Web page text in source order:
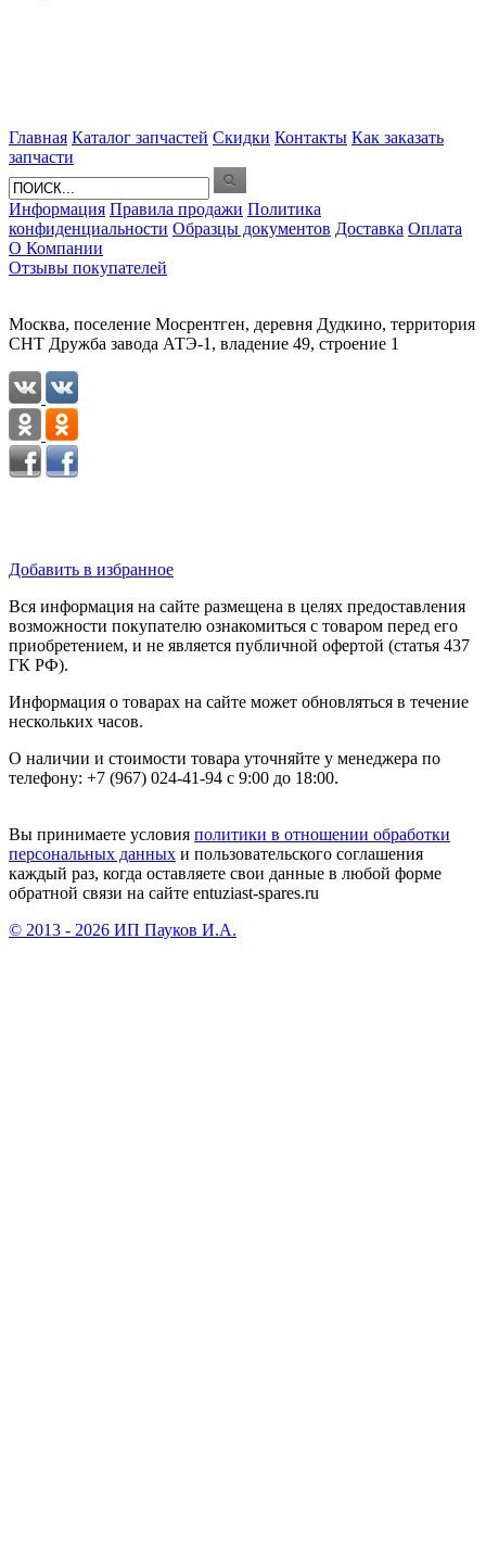
Главная Каталог запчастей Скидки Контакты Как заказать
запчасти
Информация Правила продажи Политика
конфиденциальности Образцы документов Доставка Оплата
О Компании
Отзывы покупателей
Москва, поселение Мосрентген, деревня Дудкино, территория
СНТ Дружба завода АТЭ-1, владение 49, строение 1
Добавить в избранное
Вся информация на сайте размещена в целях предоставления
возможности покупателю ознакомиться с товаром перед его
приобретением, и не является публичной офертой (статья 437
ГК РФ).
Информация о товарах на сайте может обновляться в течение
нескольких часов.
О наличии и стоимости товара уточняйте у менеджера по
телефону: +7 (967) 024-41-94 с 9:00 до 18:00.
Вы принимаете условия политики в отношении обработки
персональных данных и пользовательского соглашения
каждый раз, когда оставляете свои данные в любой форме
обратной связи на сайте entuziast-spares.ru
© 2013 - 2026 ИП Пауков И.А.